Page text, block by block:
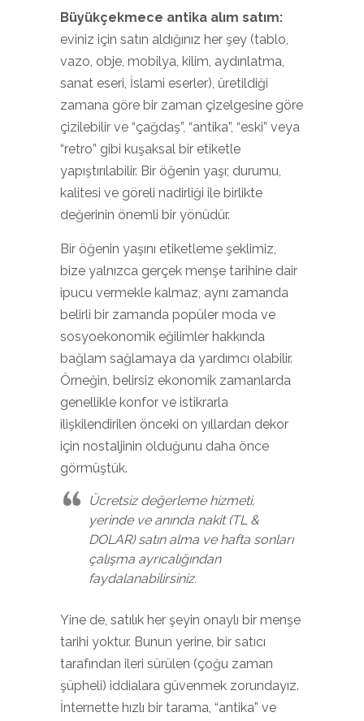
Büyükçekmece antika alım satım:
eviniz için satın aldığınız her şey (tablo,
vazo, obje, mobilya, kilim, aydınlatma,
sanat eseri, İslami eserler), üretildiği
zamana göre bir zaman çizelgesine göre
çizilebilir ve “çağdaş”, “antika”, “eski” veya
“retro” gibi kuşaksal bir etiketle
yapıştırılabilir. Bir öğenin yaşı; durumu,
kalitesi ve göreli nadirliği ile birlikte
değerinin önemli bir yönüdür.
Bir öğenin yaşını etiketleme şeklimiz,
bize yalnızca gerçek menşe tarihine dair
ipucu vermekle kalmaz, aynı zamanda
belirli bir zamanda popüler moda ve
sosyoekonomik eğilimler hakkında
bağlam sağlamaya da yardımcı olabilir.
Örneğin, belirsiz ekonomik zamanlarda
genellikle konfor ve istikrarla
ilişkilendirilen önceki on yıllardan dekor
için nostaljinin olduğunu daha önce
görmüştük.
Ücretsiz değerleme hizmeti,
yerinde ve anında nakit (TL &
DOLAR) satın alma ve hafta sonları
çalışma ayrıcalığından
faydalanabilirsiniz.
Yine de, satılık her şeyin onaylı bir menşe
tarihi yoktur. Bunun yerine, bir satıcı
tarafından ileri sürülen (çoğu zaman
şüpheli) iddialara güvenmek zorundayız.
İnternette hızlı bir tarama, “antika” ve